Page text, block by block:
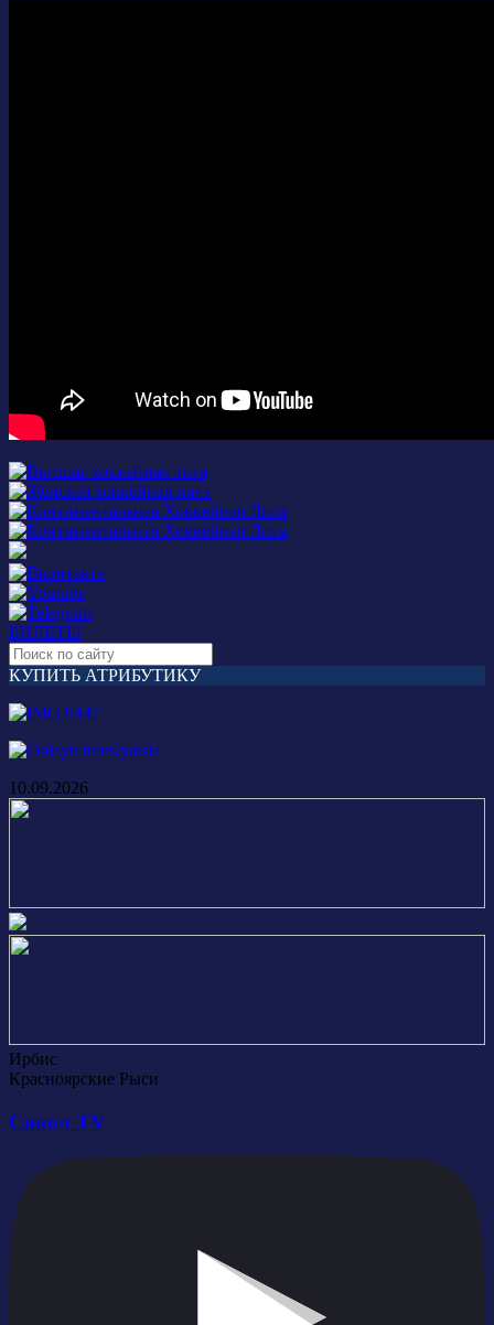
БИЛЕТЫ
КУПИТЬ АТРИБУТИКУ
10.09.2026
Ирбис
Красноярские Рыси
Сокол TV